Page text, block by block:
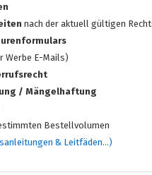
nach der aktuell gültigen
Werbe E-Mails)
/ Mängelhaftung
Bestellvolumen
& Leitfäden…)